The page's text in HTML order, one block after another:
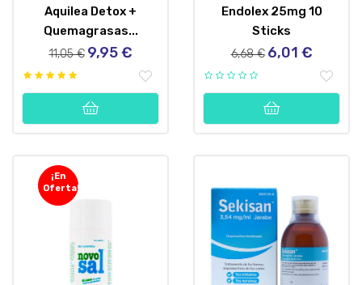
Aquilea Detox +
Quemagrasas...
Precio
11,05 € Precio
9,95 €
Endolex 25mg 10
Sticks
Precio
6,68 € Precio
6,01 €
¡En
Oferta!